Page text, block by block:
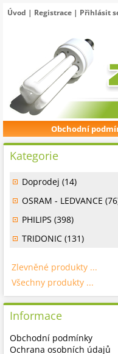
Úvod | Registrace | Přihlásit
Obchodní
Kategorie
Doprodej (14)
OSRAM - LEDVANCE
PHILIPS (398)
TRIDONIC (131)
Zlevněné produkty ...
Všechny produkty ...
Informace
Obchodní podmínky
Ochrana osobních údajů